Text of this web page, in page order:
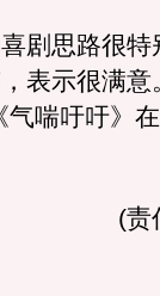
思路很特
表示很满
气喘吁吁》
(责